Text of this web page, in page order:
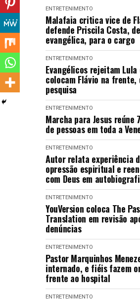
EXPEDIENTE
FINALIZAR COMPRA
HOME
LANÇAMENTOS
ENTRETENIMENTO
Malafaia critica vice de
defende Priscila Costa,
evangélica, para o cargo
ENTRETENIMENTO
Evangélicos rejeitam Lula
colocam Flávio na frente,
pesquisa
ENTRETENIMENTO
Marcha para Jesus reúne
de pessoas em toda a
ENTRETENIMENTO
Autor relata experiência
opressão espiritual e
com Deus em
ENTRETENIMENTO
YouVersion coloca The
Translation em revisão
denúncias
ENTRETENIMENTO
Pastor Marquinhos
internado, e fiéis fazem
frente ao hospital
ENTRETENIMENTO